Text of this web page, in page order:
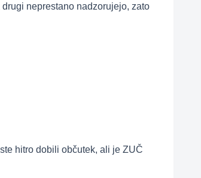
neprestano nadzorujejo, zato
hitro dobili občutek, ali je ZUČ